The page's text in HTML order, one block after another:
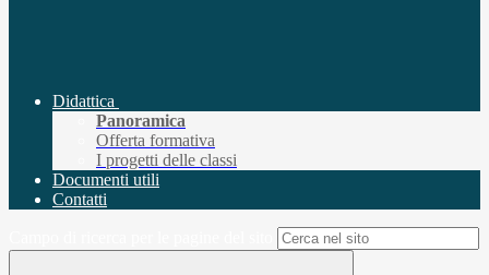
Didattica
Panoramica
Offerta formativa
I progetti delle classi
Documenti utili
Contatti